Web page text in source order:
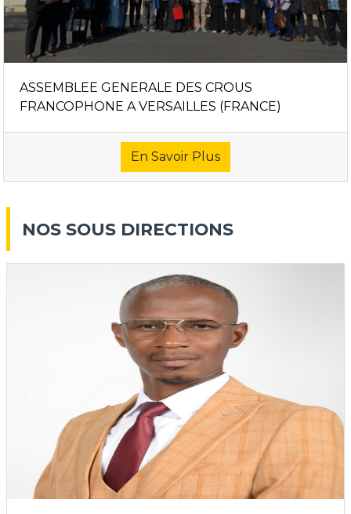
ASSEMBLEE GENERALE DES CROUS
FRANCOPHONE A VERSAILLES (FRANCE)
En Savoir Plus
NOS SOUS DIRECTIONS